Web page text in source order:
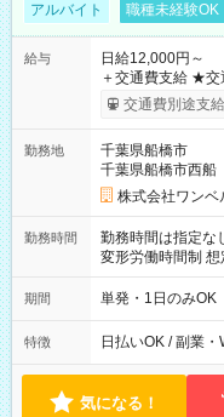
アルバイト 職種未経験OK
給与
日給12,000円～
＋交通費支給 ★交通費一部支給 ┗1日500円を超えた分は全額支
給！ ※往復500円以内
（規定あり） ┗
なし
交通費別途支
勤務地
千葉県船橋市
千葉県船橋市西船
株式会社ワンベ
勤務時間
勤務時間は指定な
変形労働時間制 想定労働時
～22：00
期間 単発・1日のみOK
特徴 日払いOK / 副業
気になる！